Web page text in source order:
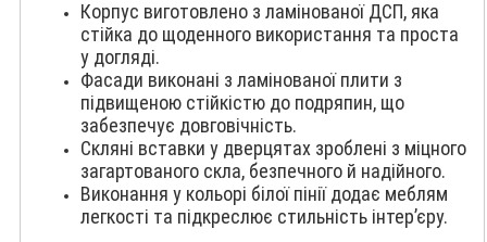
Корпус виготовлено з ламінованої ДСП, яка
стійка до щоденного використання та проста
у догляді.
Фасади виконані з ламінованої плити з
підвищеною стійкістю до подряпин, що
забезпечує довговічність.
Скляні вставки у дверцятах зроблені з міцного
загартованого скла, безпечного й надійного.
Виконання у кольорі білої пінії додає меблям
легкості та підкреслює стильність інтер’єру.